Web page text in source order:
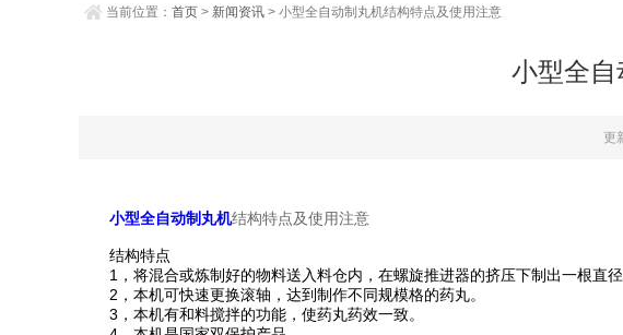
当前位置： 首页 > 新闻资讯 > 小型全自动制丸机结构特点及使用注意
小型全
更
小型全自动制丸机结构特点及使用注意
结构特点
1，将混合或炼制好的物料送入料仓内，在螺旋推进器的挤压下制出一根直径
2，本机可快速更换滚轴，达到制作不同规模格的药丸。
3，本机有和料搅拌的功能，使药丸药效一致。